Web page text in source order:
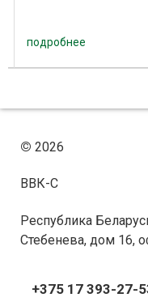
Для работы станка не
подробнее
© 2026
ВВК-С
Республика
Стебенева, дом 16,
+375 17 393-27-